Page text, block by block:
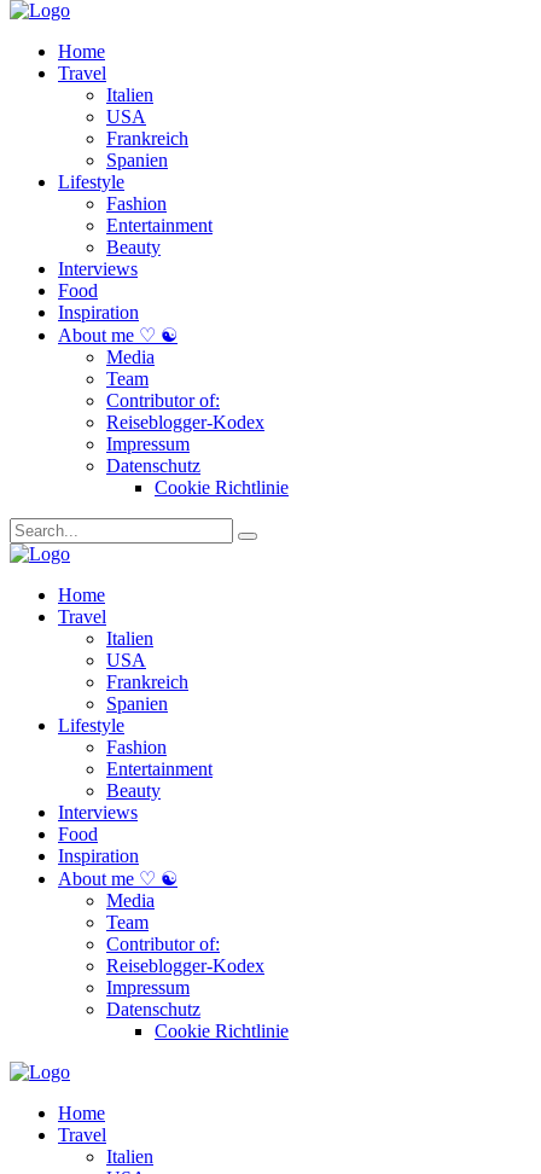
Home
Travel
Italien
USA
Frankreich
Spanien
Lifestyle
Fashion
Entertainment
Beauty
Interviews
Food
Inspiration
About me ♡ ☯
Media
Team
Contributor of:
Reiseblogger-Kodex
Impressum
Datenschutz
Cookie Richtlinie
Home
Travel
Italien
USA
Frankreich
Spanien
Lifestyle
Fashion
Entertainment
Beauty
Interviews
Food
Inspiration
About me ♡ ☯
Media
Team
Contributor of:
Reiseblogger-Kodex
Impressum
Datenschutz
Cookie Richtlinie
Home
Travel
Italien